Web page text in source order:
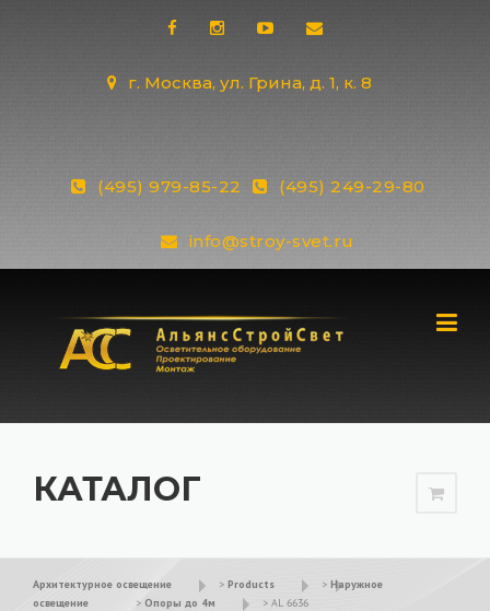
г. Москва, ул. Грина, д. 1, к. 8
(495) 979-85-22 (495) 249-29-80
info@stroy-svet.ru
КАТАЛОГ
Архитектурное освещение > Products > Наружное
освещение
> Опоры до 4м > AL 6636